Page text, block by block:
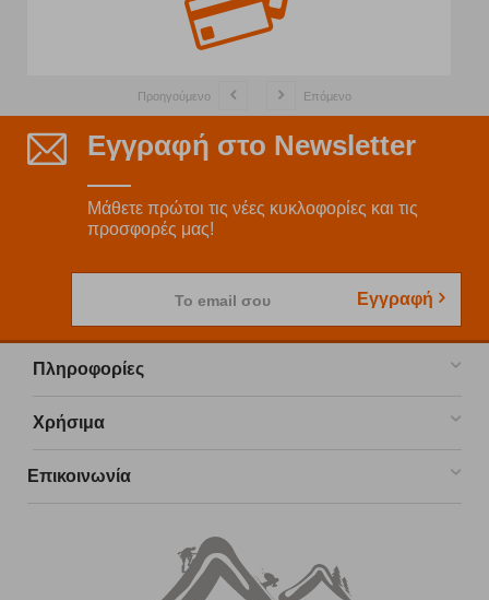
Προηγούμενο Επόμενο
Εγγραφή στο Newsletter
Μάθετε πρώτοι τις νέες κυκλοφορίες και τις
προσφορές μας!
Το email σου Εγγραφή
Πληροφορίες
Χρήσιμα
Επικοινωνία